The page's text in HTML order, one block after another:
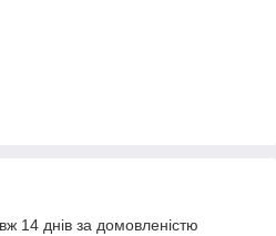
14 днів за домовленістю